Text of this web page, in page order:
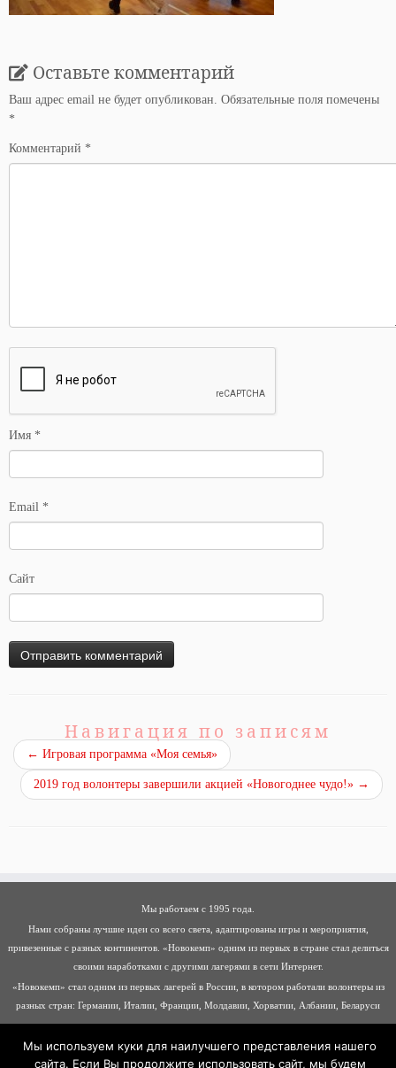
Оставьте комментарий
Ваш адрес email не будет опубликован. Обязательные поля помечены
*
Комментарий *
Имя *
Email *
Сайт
Навигация по записям
← Игровая программа «Моя семья»
2019 год волонтеры завершили акцией «Новогоднее чудо!» →
Мы работаем с 1995 года.
Нами собраны лучшие идеи со всего света, адаптированы игры и мероприятия,
привезенные с разных континентов. «Новокемп» одним из первых в стране стал делиться
своими наработками с другими лагерями в сети Интернет.
«Новокемп» стал одним из первых лагерей в России, в котором работали волонтеры из
разных стран: Германии, Италии, Франции, Молдавии, Хорватии, Албании, Беларуси
Мы используем куки для наилучшего представления нашего
сайта. Если Вы продолжите использовать сайт, мы будем